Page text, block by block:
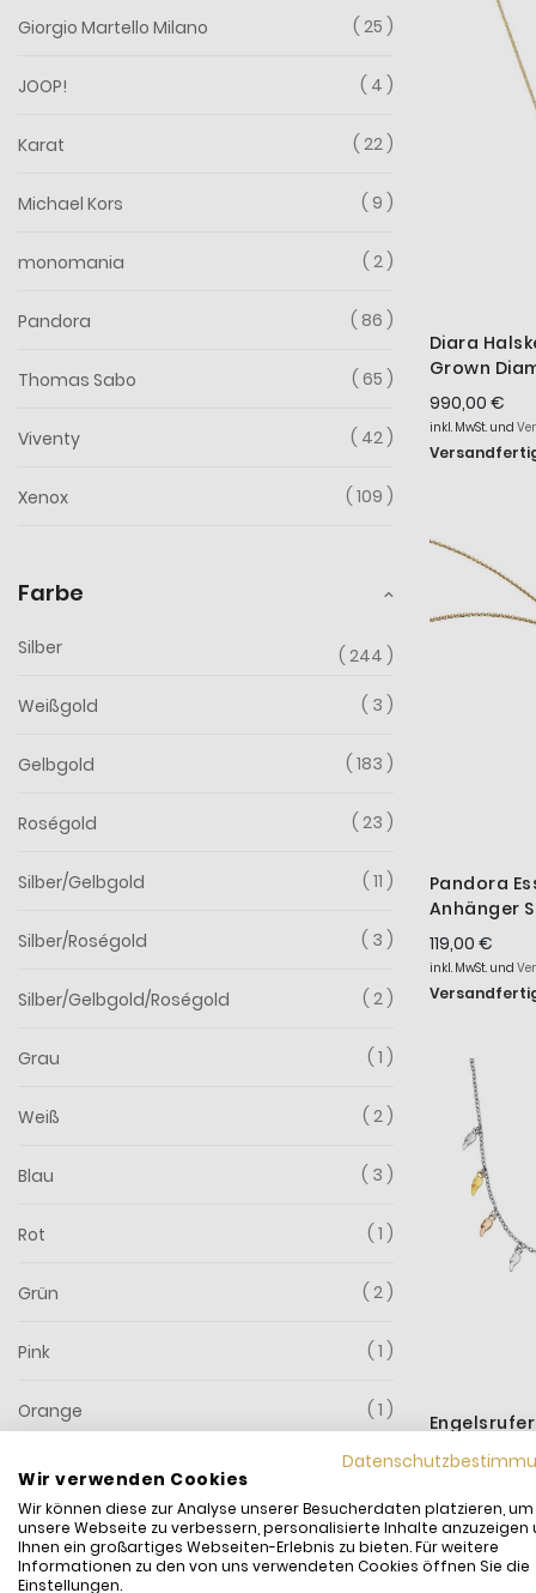
Diara
Grown
585er
990,00 €
inkl. MwSt. und
Pandora
Anhänger
50 cm
119,00 €
inkl. MwSt. und
Wings
FLYWING9-
inkl. MwSt. und
Giorgio Martello Milano 25
JOOP! 4
Karat 22
Michael Kors 9
monomania 2
Pandora 86
Thomas Sabo 65
Viventy 42
Xenox 109
Farbe
Silber 244
Weißgold 3
Gelbgold 183
Roségold 23
Silber/Gelbgold 11
Silber/Roségold 3
Silber/Gelbgold/Roségold 2
Grau 1
Weiß 2
Blau 3
Rot 1
Grün 2
Pink 1
Orange 1
Rosa 3
Natur 1
Wir verwenden Cookies
Wir können diese zur Analyse unserer Besucherdaten platzieren, um
unsere Webseite zu verbessern, personalisierte Inhalte anzuzeigen
Ihnen ein großartiges Webseiten-Erlebnis zu bieten. Für weitere
Informationen zu den von uns verwendeten Cookies öffnen Sie die
Einstellungen.